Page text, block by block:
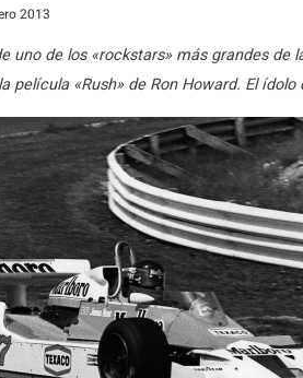
2013
uno de los «rockstars» más grandes
película «Rush» de Ron Howard. El